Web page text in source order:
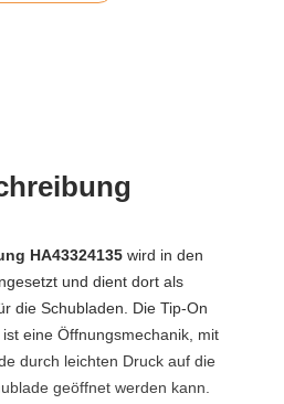
HA43324135wird in den
und dient dort als
die Schubladen. Die Tip-On
eine Öffnungsmechanik, mit
durch leichten Druck auf die
geöffnet werden kann.